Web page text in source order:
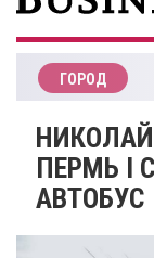
ГОРОД
ПЕРМЬ I
АВТОБУС